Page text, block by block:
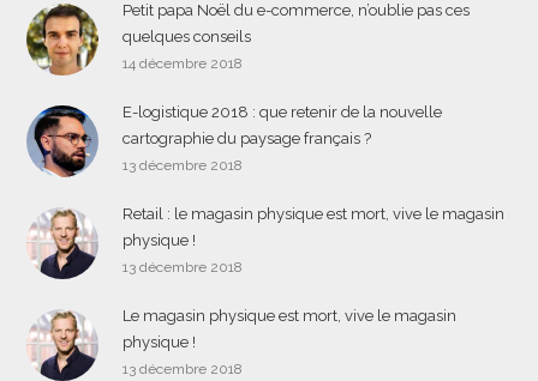
Petit papa Noël du e-commerce, n’oublie pas ces
quelques conseils
14 décembre 2018
E-logistique 2018 : que retenir de la nouvelle
cartographie du paysage français ?
13 décembre 2018
Retail : le magasin physique est mort, vive le magasin
physique !
13 décembre 2018
Le magasin physique est mort, vive le magasin
physique !
13 décembre 2018